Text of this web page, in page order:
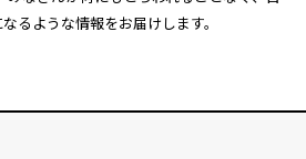
るような情報をお届けします。